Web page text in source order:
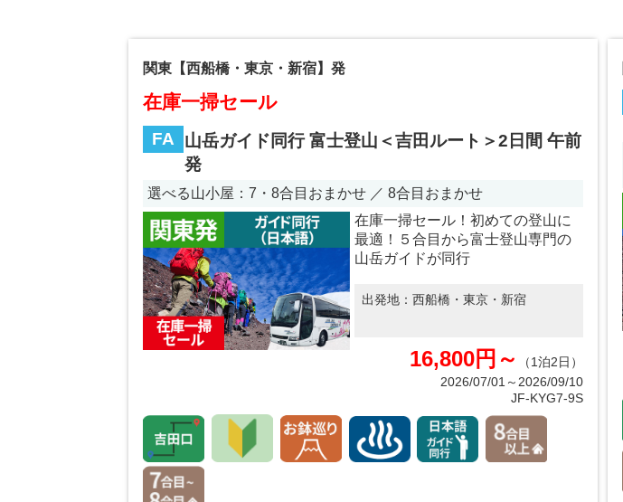
関東【西船橋・東京・新宿】発
在庫一掃セール
FA
山岳ガイド同行 富士登山＜吉田ルート＞2日間 午前
発
選べる山小屋：7・8合目おまかせ ／ 8合目おまかせ
在庫一掃セール！初めての登山に
最適！５合目から富士登山専門の
山岳ガイドが同行
出発地： 西船橋・東京・新宿
16,800円～
（1泊2日）
2026/07/01～2026/09/10
JF-KYG7-9S